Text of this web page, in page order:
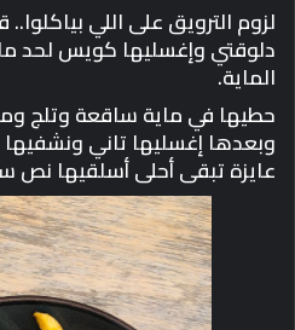
لزوم الترويق على اللي
دلوقتي وإغسليها كويس لحد
الماية.
حطيها في ماية ساقعة وتلج
وبعدها إغسليها تاني ونشفيها
عايزة تبقى أحلى أسلقيها نص